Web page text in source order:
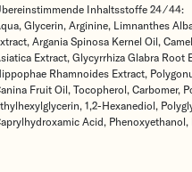
Inhaltsstoffe 24 ⁄ 44:
Glycerin, Arginine, Limnanthes
Argania Spinosa Kernel Oil,
Extract,Glycyrrhiza Glabra Root
Rhamnoides Extract,
Fruit Oil, Tocopherol, Carbomer,
1,2-Hexanediol,
Acid, Phenoxyethanol,